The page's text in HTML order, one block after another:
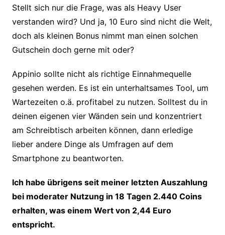
Stellt sich nur die Frage, was als Heavy User
verstanden wird? Und ja, 10 Euro sind nicht die Welt,
doch als kleinen Bonus nimmt man einen solchen
Gutschein doch gerne mit oder?
Appinio sollte nicht als richtige Einnahmequelle
gesehen werden. Es ist ein unterhaltsames Tool, um
Wartezeiten o.ä. profitabel zu nutzen. Solltest du in
deinen eigenen vier Wänden sein und konzentriert
am Schreibtisch arbeiten können, dann erledige
lieber andere Dinge als Umfragen auf dem
Smartphone zu beantworten.
Ich habe übrigens seit meiner letzten Auszahlung
bei moderater Nutzung in 18 Tagen 2.440 Coins
erhalten, was einem Wert von 2,44 Euro
entspricht.